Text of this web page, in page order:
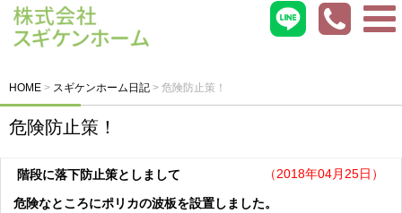
HOME > スギケンホーム日記 > 危険防止策！
危険防止策！
（2018年04月25日）
階段に落下防止策としまして
危険なところにポリカの波板を設置しました。